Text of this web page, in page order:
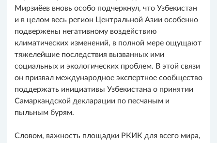
Мирзиёев вновь особо подчеркнул, что Узбекистан
и в целом весь регион Центральной Азии особенно
подвержены негативному воздействию
климатических изменений, в полной мере ощущают
тяжелейшие последствия вызванных ими
социальных и экологических проблем. В этой связи
он призвал международное экспертное сообщество
поддержать инициативы Узбекистана о принятии
Самаркандской декларации по песчаным и
пыльным бурям.
Словом, важность площадки РКИК для всего мира,